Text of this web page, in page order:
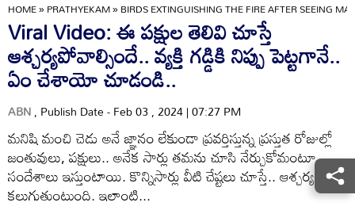
HOME»PRATHYEKAM»BIRDS EXTINGUISHING THE FIRE AFTER SEEING
Viral Video: ఈ పక్షుల తెలివి చూస్తే
ఆశ్చర్యపోవాల్సిందే.. వ్యక్తి గడ్డికి నిప్పు పెట్టగానే..
ఏం చేశాయో చూడండి..
ABN, Publish Date - Feb 03 , 2024 | 07:27 PM
మనిషి మంచి చెడు అనే జ్ఞానం లేకుండా ప్రవర్తిస్తున్న ప్రస్తుత రోజుల్లో
జంతువులు, పక్షులు.. అనేక సార్లు తమను చూసి నేర్చుకోమంటూ
సందేశాలు ఇస్తుంటాయి. కొన్నిసార్లు వీటి చేష్టలు చూస్తే.. ఆశ్చర్యం
కలుగుతుంటుంది. ఇలాంటి...